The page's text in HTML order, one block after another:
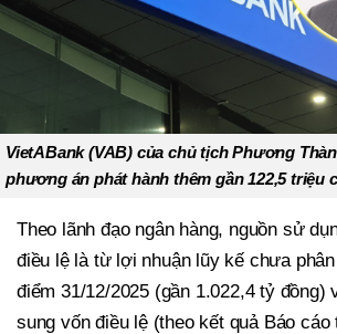
VietABank (VAB) của chủ tịch Phương
phương án phát hành thêm gần 122,5 triệu
Theo lãnh đạo ngân hàng, nguồn sử
điều lệ là từ lợi nhuận lũy kế chưa
điểm 31/12/2025 (gần 1.022,4 tỷ đồng)
sung vốn điều lệ (theo kết quả Báo